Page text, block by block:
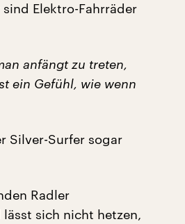
Elektro-Fahrräder
anfängt zu treten,
ein Gefühl, wie wenn
Silver-Surfer sogar
Radler
sich nicht hetzen,